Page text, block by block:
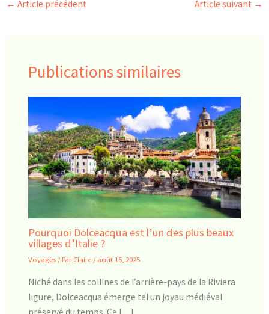
← Article précédent Article suivant →
Publications similaires
Pourquoi Dolceacqua est l’un des plus beaux
villages d’Italie ?
Voyages / Par Claire / août 15, 2025
Niché dans les collines de l’arrière-pays de la Riviera
ligure, Dolceacqua émerge tel un joyau médiéval